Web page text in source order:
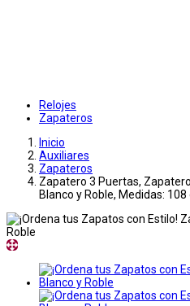
Relojes
Zapateros
Inicio
Auxiliares
Zapateros
Zapatero 3 Puertas,
Blanco y Roble, Medidas: